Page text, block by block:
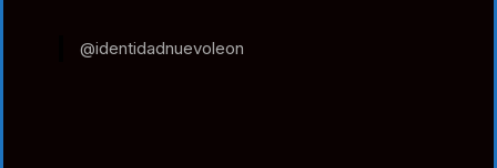
@identidadnuevoleon